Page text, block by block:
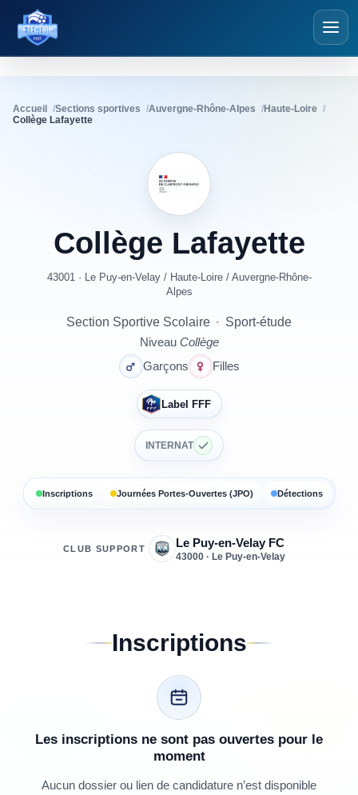
Détections Foot
Accueil Sections sportives Auvergne-Rhône-Alpes
Haute-Loire
Collège Lafayette
Collège Lafayette
43001 · Le Puy-en-Velay/ Haute-Loire/ Auvergne-Rhône-
Alpes
Section Sportive Scolaire · Sport-étude
Niveau Collège
Garçons
Filles
Label FFF
INTERNAT
Inscriptions Journées Portes-Ouvertes (JPO) Détections
CLUB SUPPORT Le Puy-en-Velay FC
43000 · Le Puy-en-Velay
Inscriptions
Les inscriptions ne sont pas ouvertes pour le
moment
Aucun dossier ou lien de candidature n’est disponible